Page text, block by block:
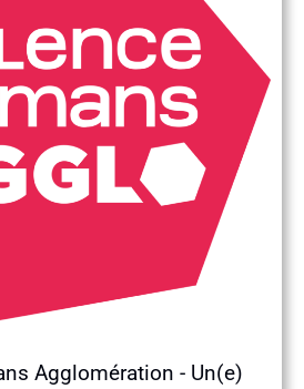
Agglomération - Un(e)